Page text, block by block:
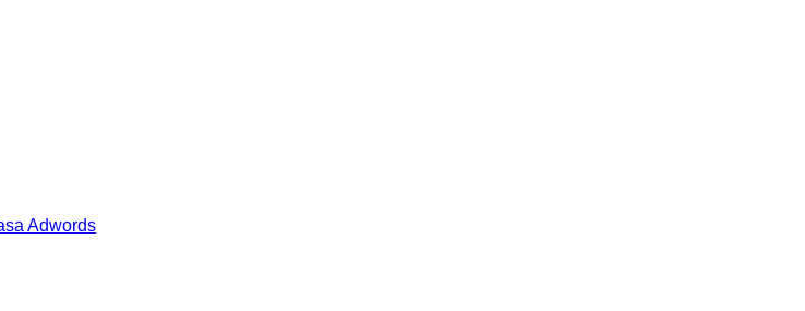
Adwords